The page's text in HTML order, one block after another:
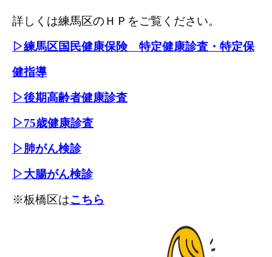
詳しくは練馬区のＨＰ をご覧ください。
▷練馬区国民健康保険 特定健康診査・特定保
健指導
▷後期高齢者健康診査
▷75歳健康診査
▷肺がん検診
▷大腸がん検診
※板橋区はこちら